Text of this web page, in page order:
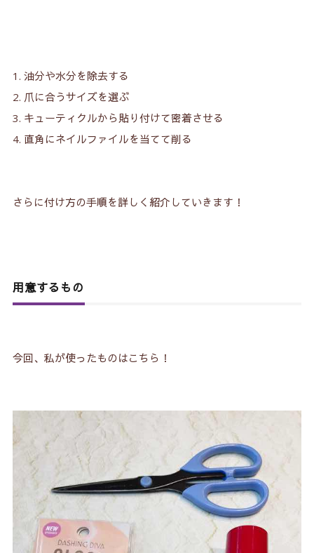
油分や水分を除去する
爪に合うサイズを選ぶ
キューティクルから貼り付けて密着させる
直角にネイルファイルを当てて削る
さらに付け方の手順を詳しく紹介していきます！
用意するもの
今回、私が使ったものはこちら！